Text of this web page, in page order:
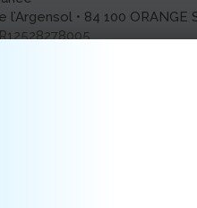
l’Argensol • 84 100
: Maxime LEGRAND pour
T. Foulon, A. Verde Delisle,